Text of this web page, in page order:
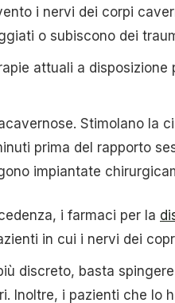
i nervi dei corpi
o subiscono dei
attuali a
Stimolano la
prima del rapporto
impiantate
i farmaci per la
in cui i nervi dei
discreto, basta
Inoltre, i pazienti che lo